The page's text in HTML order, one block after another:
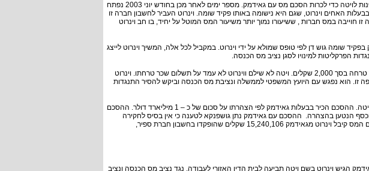
כדי להסתיר את מעורבותו ביקש וינרוט מפלדמן לפנות לויטה כדי לכרות הסכם מס עם גאידמק. מספר ימים לאחר מכן בחודש יוני 2003 נפתח
האחים וינרוט, שגם היא נישומה באותו פקיד שומה. וינרוט העביר לחשבון חברה זו
חוייבה במס חברות , ששיעורו נמוך יותר משיעור המס המוטל על יחיד, בו חב וינרוט
שומה גוש דן לפי טופס שמולא על ידי וינרוט. במקביל לכל אלה, המשיך וינרוט לייצג
הפרקליטות למינויו לסגן נציב מס הכנסה.
בסמוך לכך, הגיש וינרוט לויטה פנייה לתשלום שכר טרחה בסך 2,000 שקלים. ויטה לא שילם ווינרוט לא עמד על תשלום שכר טרחתו. וינרוט
זו. הוא נפגש עם היועץ המשפטי לממשלה ונציבת מס הכנסה וביקש להסיר התנגדות
בחודש ספטמבר 2003 נכרת הסכם בין גאידמק לויטה. ההסכם הכיר בבעלות גאידמק לפי הצהרתו על סכום של כ – 1 מיליארד דולר. ההסכם
הנטען בהצהרה. ההסכם עם גאידמק נתן גושפנקא לטענה כי אין בסיס לחקירה
המתנהלת בצרפת נגד גאידמק. בגין הטיפול והסכם המס קיבל וינרוט מגאידמק 15,240,106 שקלים שהופקדו בחשבון חברת ספיר,
הגיש וינרוט בשם ויטה תביעה לבית הדין האזורי לעבודה, נגד נציב מס הכנסה ונציב